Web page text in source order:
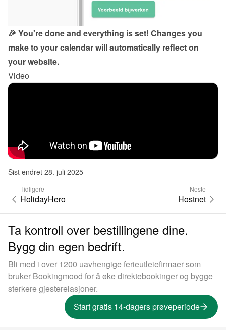
🎉 You're done and everything is set! Changes you
make to your calendar will automatically reflect on
your website.
Video
Sist endret 28. juli 2025
Tidligere
HolidayHero
Neste
Hostnet
Ta kontroll over bestillingene dine.
Bygg din egen bedrift.
Bli med i over 1200 uavhengige ferieutleiefirmaer som
bruker Bookingmood for å øke direktebookinger og bygge
sterkere gjesterelasjoner.
Start gratis 14-dagers prøveperiode